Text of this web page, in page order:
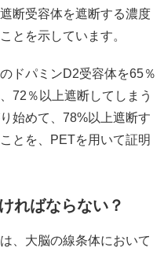
断受容体を遮断する濃度
とを示しています。
ドパミンD2受容体を65％
72％以上遮断してしまう
始めて、78%以上遮断す
とを、PETを用いて証明
ればならない？
、大脳の線条体において